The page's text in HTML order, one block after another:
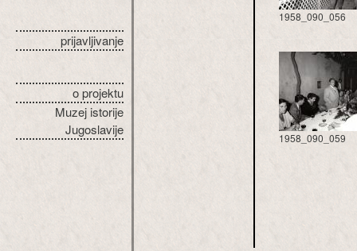
prijavljivanje
o projektu
Muzej istorije
Jugoslavije
1958_090_056
1958_090_059